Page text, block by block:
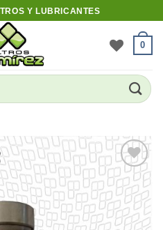
Y LUBRICANTES
0
Add to
wishlist